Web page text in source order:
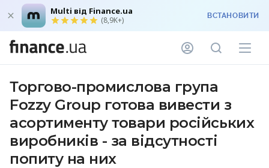
Multi від Finance.ua
(8,9K+) ВСТАНОВИТИ
Торгово-промислова група
Fozzy Group готова вивести з
асортименту товари російських
виробників - за відсутності
попиту на них